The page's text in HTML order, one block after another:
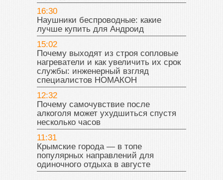
16:30
Наушники беспроводные: какие
лучше купить для Андроид
15:02
Почему выходят из строя сопловые
нагреватели и как увеличить их срок
службы: инженерный взгляд
специалистов НОМАКОН
12:32
Почему самочувствие после
алкоголя может ухудшиться спустя
несколько часов
11:31
Крымские города — в топе
популярных направлений для
одиночного отдыха в августе